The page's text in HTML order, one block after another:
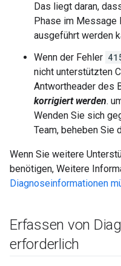
Das liegt daran,
Phase im Message
ausgeführt werden
Wenn der Fehler
nicht unterstützten
Antwortheader des
korrigiert werden.
Wenden Sie sich
Team, beheben Sie
Wenn Sie weitere
benötigen, Weitere
Diagnoseinformationen
Erfassen von
erforderlich